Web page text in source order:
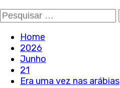
Pesquisar
por:
Home
2026
Junho
21
Era uma vez nas arábias